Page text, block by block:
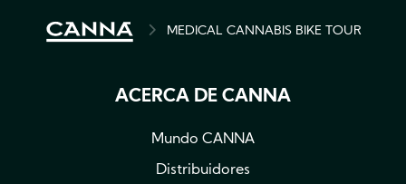
BREADCRUMBMEDICAL CANNABIS BIKE TOUR
ACERCA DE CANNA
Mundo CANNA
Distribuidores